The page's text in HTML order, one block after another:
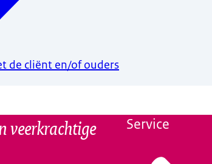
de cliënt en/of ouders
veerkrachtige
Service